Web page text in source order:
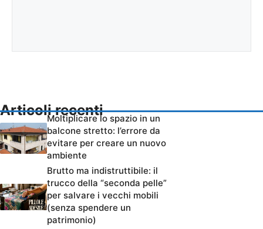
Articoli recenti
Moltiplicare lo spazio in un
balcone stretto: l’errore da
evitare per creare un nuovo
ambiente
Brutto ma indistruttibile: il
trucco della “seconda pelle”
per salvare i vecchi mobili
(senza spendere un
patrimonio)